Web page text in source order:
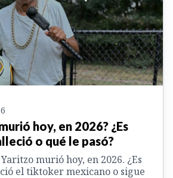
hoy, en 2026? ¿Es
o qué le pasó?
murió hoy, en 2026. ¿Es
el tiktoker mexicano o sigue